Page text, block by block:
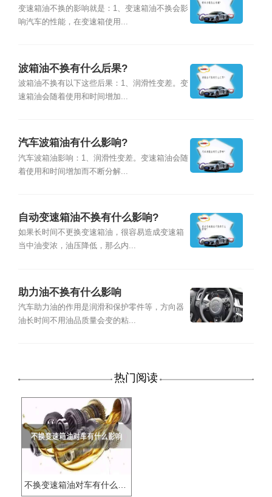
变速箱油不换的影响就是：1、变速箱油不换会影
响汽车的性能，在变速箱使用...
波箱油不换有什么后果?
波箱油不换有以下这些后果：1、润滑性变差。变
速箱油会随着使用和时间增加...
汽车波箱油有什么影响?
汽车波箱油影响：1、润滑性变差。变速箱油会随
着使用和时间增加而不断分解...
自动变速箱油不换有什么影响?
如果长时间不更换变速箱油，很容易造成变速箱
当中油变浓，油压降低，那么内...
助力油不换有什么影响
汽车助力油的作用是润滑和保护零件等，方向器
油长时间不用油品质量会变的粘...
热门阅读